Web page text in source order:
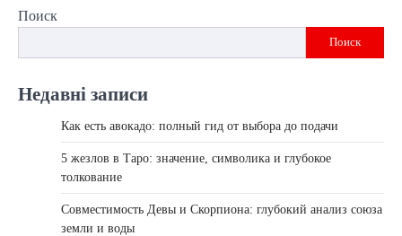
Поиск
Поиск
Недавні записи
Как есть авокадо: полный гид от выбора до подачи
5 жезлов в Таро: значение, символика и глубокое
толкование
Совместимость Девы и Скорпиона: глубокий анализ союза
земли и воды